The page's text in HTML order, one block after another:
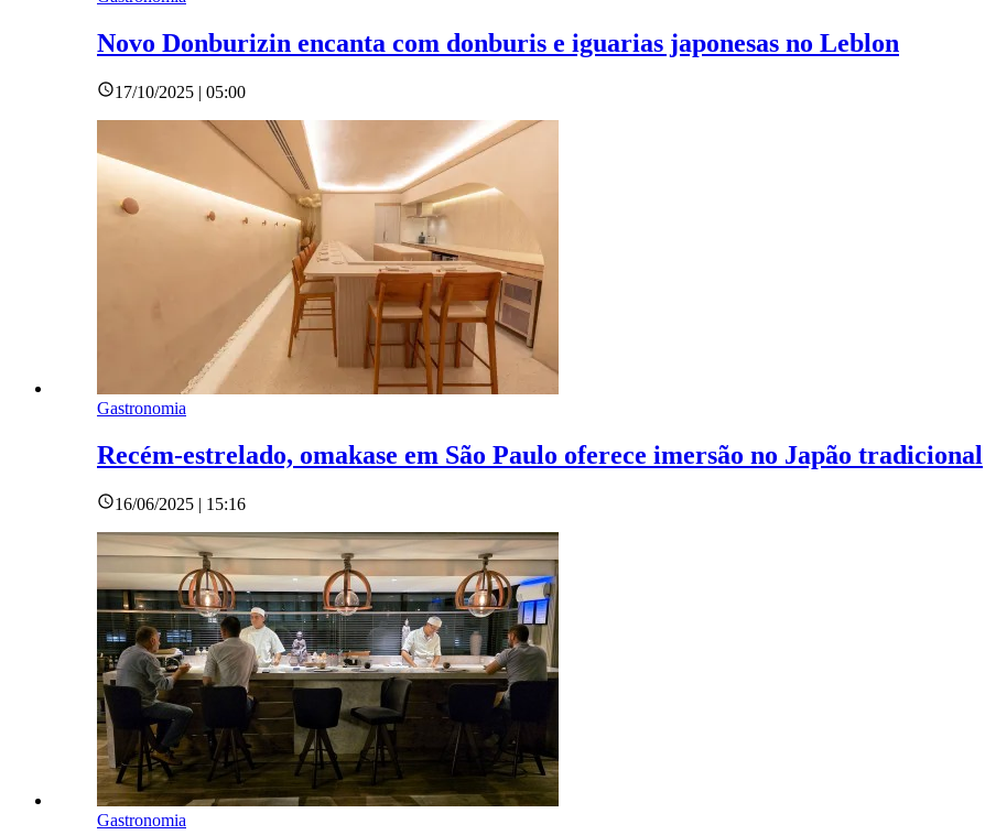
Novo Donburizin encanta com donburis e iguarias japonesas no Leblon
17/10/2025 | 05:00
Gastronomia
Recém-estrelado, omakase em São Paulo oferece imersão no Japão tradicional
16/06/2025 | 15:16
Gastronomia